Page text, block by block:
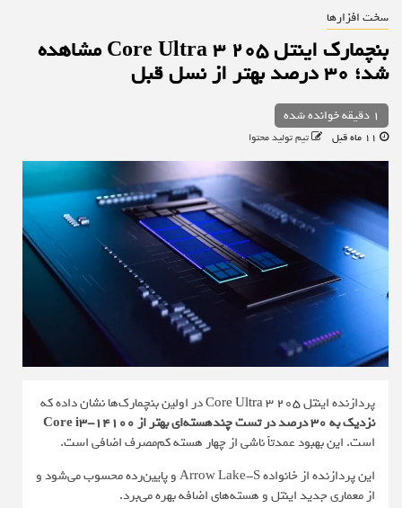
سخت افزارها
بنچمارک اینتل Core Ultra 3 205 مشاهده
شد؛ 30 درصد بهتر از نسل قبل
1 دقیقه خوانده شده
تیم تولید محتوا
پردازنده اینتلCore Ultra 3 205در اولین بنچمارک‌ها نشان داده که
نزدیک به 30 درصد در تست چندهسته‌ای بهتر از Core i3-14100
است. این بهبود عمدتاً ناشی از چهار هسته کم‌مصرف اضافی است.
این پردازنده از خانواده Arrow Lake-S و پایین‌رده محسوب می‌شود و
از معماری جدید اینتل و هسته‌های اضافه بهره می‌برد.